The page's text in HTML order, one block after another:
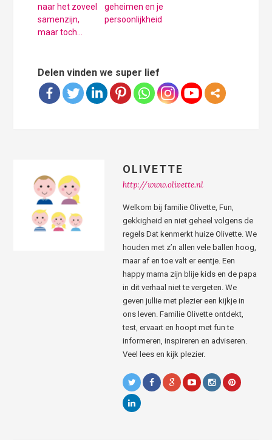
naar het zoveel
samenzijn,
maar toch…
geheimen en je
persoonlijkheid
Delen vinden we super lief
OLIVETTE
http://www.olivette.nl
Welkom bij familie Olivette, Fun,
gekkigheid en niet geheel volgens de
regels Dat kenmerkt huize Olivette. We
houden met z’n allen vele ballen hoog,
maar af en toe valt er eentje. Een
happy mama zijn blije kids en de papa
in dit verhaal niet te vergeten. We
geven jullie met plezier een kijkje in
ons leven. Familie Olivette ontdekt,
test, ervaart en hoopt met fun te
informeren, inspireren en adviseren.
Veel lees en kijk plezier.